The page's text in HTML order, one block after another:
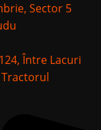
Sector 5
Între Lacuri